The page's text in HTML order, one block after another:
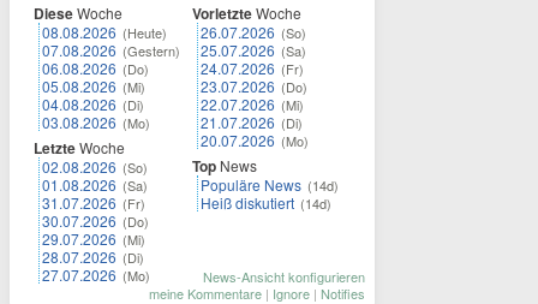
DieseWoche
08.08.2026 (Heute)
07.08.2026 (Gestern)
06.08.2026 (Do)
05.08.2026 (Mi)
04.08.2026 (Di)
03.08.2026 (Mo)
LetzteWoche
02.08.2026 (So)
01.08.2026 (Sa)
31.07.2026 (Fr)
30.07.2026 (Do)
29.07.2026 (Mi)
28.07.2026 (Di)
27.07.2026 (Mo)
VorletzteWoche
26.07.2026 (So)
25.07.2026 (Sa)
24.07.2026 (Fr)
23.07.2026 (Do)
22.07.2026 (Mi)
21.07.2026 (Di)
20.07.2026 (Mo)
Top News
Populäre News (14d)
Heiß diskutiert (14d)
News-Ansicht konfigurieren
meine Kommentare | Ignore | Notifies